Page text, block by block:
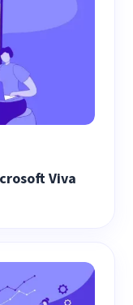
Viva